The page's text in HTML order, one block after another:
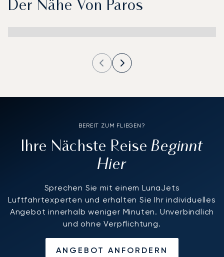
Der Nähe Von Paros
BEREIT ZUM FLIEGEN?
Ihre Nächste ReiseBeginnt
Hier
Sprechen Sie mit einem LunaJets
Luftfahrtexperten und erhalten Sie Ihr individuelles
Angebot innerhalb weniger Minuten. Unverbindlich
und ohne Verpflichtung.
ANGEBOT ANFORDERN